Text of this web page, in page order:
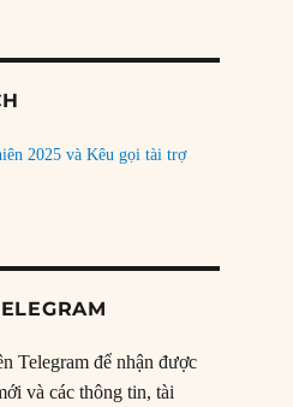
2025 và Kêu gọi tài trợ
Telegram để nhận được
và các thông tin, tài